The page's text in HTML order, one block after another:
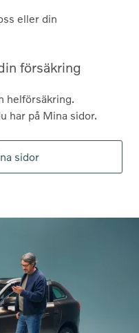
eller din
försäkring
helförsäkring.
har på Mina sidor.
sidor